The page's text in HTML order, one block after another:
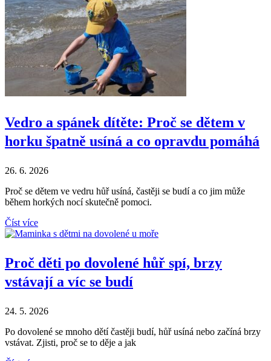
Vedro a spánek dítěte: Proč se dětem v
horku špatně usíná a co opravdu pomáhá
26. 6. 2026
Proč se dětem ve vedru hůř usíná, častěji se budí a co jim může
během horkých nocí skutečně pomoci.
Číst více
Proč děti po dovolené hůř spí, brzy
vstávají a víc se budí
24. 5. 2026
Po dovolené se mnoho dětí častěji budí, hůř usíná nebo začíná brzy
vstávat. Zjisti, proč se to děje a jak